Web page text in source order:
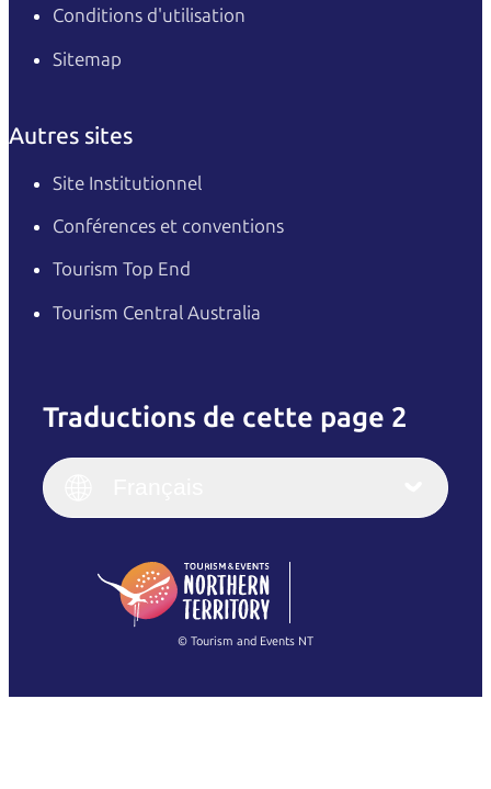
Conditions d'utilisation
Sitemap
Autres sites
Site Institutionnel
Conférences et conventions
Tourism Top End
Tourism Central Australia
Traductions de cette page 2
English
(Singapore)
Français
Italiano
繁體中文
© Tourism and Events NT